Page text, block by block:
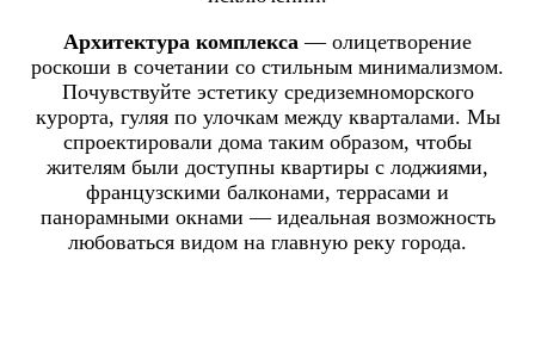
Архитектура комплекса — олицетворение
роскоши в сочетании со стильным минимализмом.
Почувствуйте эстетику средиземноморского
курорта, гуляя по улочкам между кварталами. Мы
спроектировали дома таким образом, чтобы
жителям были доступны квартиры с лоджиями,
французскими балконами, террасами и
панорамными окнами — идеальная возможность
любоваться видом на главную реку города.